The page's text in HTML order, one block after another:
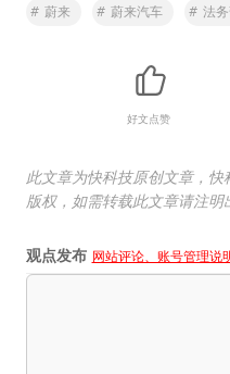
# 蔚来 # 蔚来汽车 # 法
好文点赞
此文章为快科技原创文章，
版权，如需转载此文章请注明
观点发布 网站评论、账号管理说